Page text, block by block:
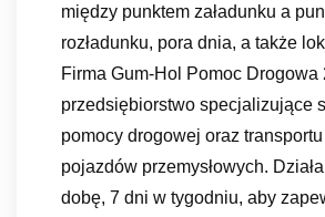
między punktem załadunku a
rozładunku, pora dnia, a także
Firma Gum-Hol Pomoc Drogowa
przedsiębiorstwo specjalizujące
pomocy drogowej oraz
pojazdów przemysłowych.
dobę, 7 dni w tygodniu, aby